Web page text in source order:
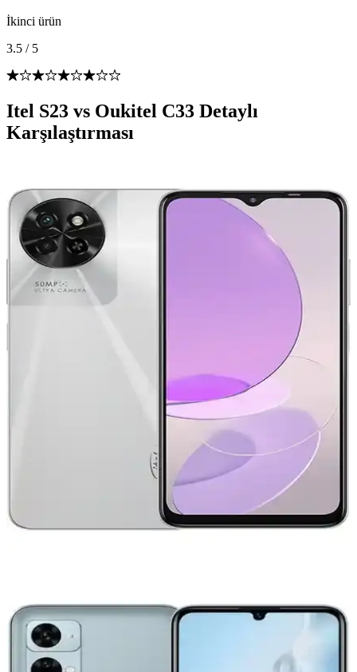
İkinci ürün
3.5 / 5
Itel S23 vs Oukitel C33 Detaylı
Karşılaştırması